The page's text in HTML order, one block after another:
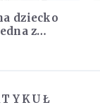
dziecko
z